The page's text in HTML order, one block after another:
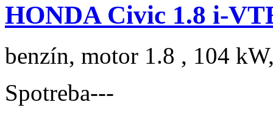
HONDA Civic 1.8 i-
benzín, motor 1.8 , 104
Spotreba---